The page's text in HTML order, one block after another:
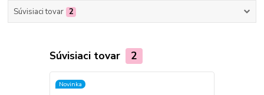
Súvisiaci tovar 2
Súvisiaci tovar 2
Novinka